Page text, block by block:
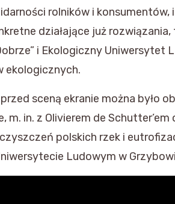
rolników i
działające już rozwiązania,
i Ekologiczny Uniwersytet
ekologicznych.
sceną ekranie można było
m. in. z Olivierem de
polskich rzek i
Ludowym w